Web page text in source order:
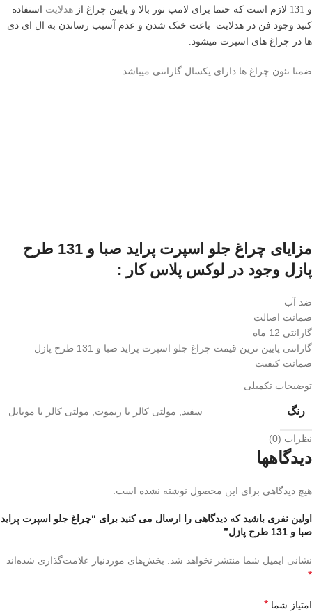
و 131 لازم است که حتما برای لامپ نور بالا و پایین چراغ از
هدلایت استفاده
کنید وجود فن در هدلایت باعث خنک شدن و عدم آسیب رساندن به ال ای دی
ها در چراغ های اسپرت میشود.
ضمنا نئون چراغ ها دارای یکسال گارانتی میباشد.
مزایای چراغ جلو اسپرت پراید صبا و 131 طرح
پازل وجود در لوکس پلاس کار :
ضد آب
ضمانت اصالت
گارانتی 12 ماه
گارانتی پایین ترین قیمت چراغ جلو اسپرت پراید صبا و 131 طرح پازل
ضمانت کیفیت
توضیحات تکمیلی
رنگ سفید, مولتی کالر با ریموت, مولتی کالر با موبایل
نظرات (0)
دیدگاهها
هیچ دیدگاهی برای این محصول نوشته نشده است.
اولین نفری باشید که دیدگاهی را ارسال می کنید برای “چراغ جلو اسپرت پراید
صبا و 131 طرح پازل”
نشانی ایمیل شما منتشر نخواهد شد. بخش‌های موردنیاز علامت‌گذاری شده‌اند
*
امتیاز شما *